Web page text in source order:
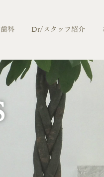
科 Dr/スタッフ紹介